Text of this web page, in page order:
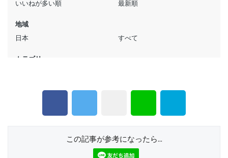
この記事が参考になったら...